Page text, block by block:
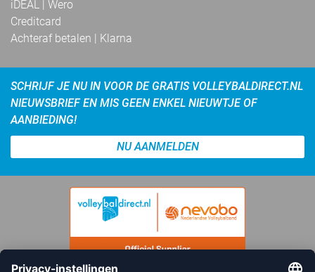
iDEAL | Wero
Creditcard
Achteraf betalen | Klarna
SCHRIJF JE NU IN VOOR DE GRATIS VOLLEYBALDIRECT.NL
NIEUWSBRIEF EN MIS GEEN ENKEL NIEUWTJE OF
AANBIEDING!
NU AANMELDEN